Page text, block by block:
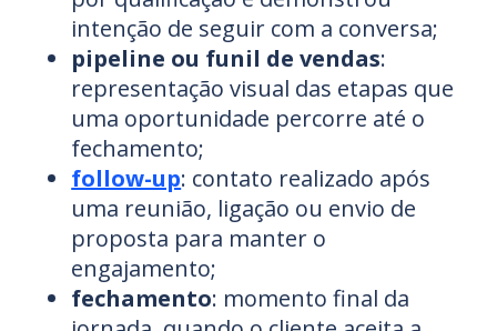
intenção de seguir com a conversa;
pipeline ou funil de vendas:
representação visual das etapas que
uma oportunidade percorre até o
fechamento;
follow-up: contato realizado após
uma reunião, ligação ou envio de
proposta para manter o
engajamento;
fechamento: momento final da